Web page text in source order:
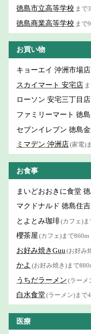
徳島市立高等学校 まで
徳島商業高等学校 まで
お買い物
キョーエイ 沖洲市場店
スカイマート 安宅店
ローソン 安宅三丁目店
ファミリーマート 徳
セブンイレブン 徳島
ミマデン 沖洲店(家電)
お食事
まいどおおきに食堂
マクドナルド 徳島住
とよとみ珈琲(カフェ)ま
櫻茶屋 (カフェ)まで860m
お好み焼きGuu (お好み
かよ (お好み焼き)まで
うちだラーメン (ラーメ
白水食堂(ラーメン)まで
医療